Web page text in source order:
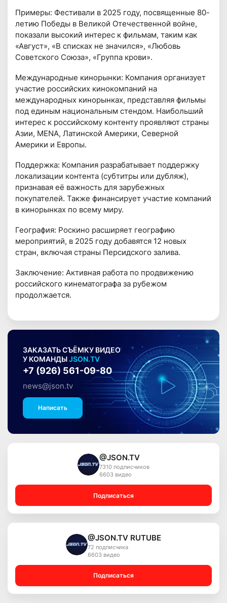
Примеры: Фестивали в 2025 году, посвященные 80-
летию Победы в Великой Отечественной войне,
показали высокий интерес к фильмам, таким как
«Август», «В списках не значился», «Любовь
Советского Союза», «Группа крови».
Международные кинорынки: Компания организует
участие российских кинокомпаний на
международных кинорынках, представляя фильмы
под единым национальным стендом. Наибольший
интерес к российскому контенту проявляют страны
Азии, MENA, Латинской Америки, Северной
Америки и Европы.
Поддержка: Компания разрабатывает поддержку
локализации контента (субтитры или дубляж),
признавая её важность для зарубежных
покупателей. Также финансирует участие компаний
в кинорынках по всему миру.
География: Роскино расширяет географию
мероприятий, в 2025 году добавятся 12 новых
стран, включая страны Персидского залива.
Заключение: Активная работа по продвижению
российского кинематографа за рубежом
продолжается.
ЗАКАЗАТЬ СЪЁМКУ ВИДЕО
У КОМАНДЫJSON.TV
+7 (926) 561-09-80
news@json.tv
Написать
@JSON.TV
7310 подписчиков
6603 видео
Подписаться
@JSON.TV RUTUBE
72 подписчика
6603 видео
Подписаться